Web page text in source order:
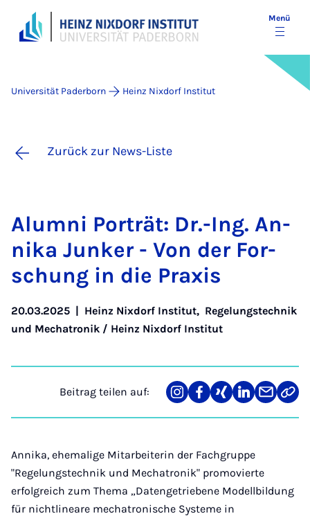
Menü
Universität Paderborn Heinz Nixdorf Institut
Zurück zur News-Liste
Alum­ni Por­trät: Dr.-Ing. An­
ni­ka Jun­ker - Von der For­
schung in die Pra­xis
20.03.2025 | Heinz Nixdorf Institut, Regelungstechnik
und Mechatronik / Heinz Nixdorf Institut
Beitrag teilen auf:
Teilen
auf
Teilen
auf
Teilen
auf
Teilen
auf
Teilen
über
Link
Annika, ehemalige Mitarbeiterin der Fachgruppe
"Regelungstechnik und Mechatronik" promovierte
erfolgreich zum Thema „Datengetriebene Modellbildung
für nichtlineare mechatronische Systeme in